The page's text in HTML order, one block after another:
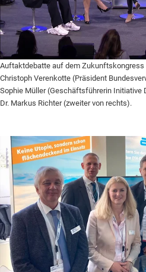
Auftaktdebatte auf dem Zukunftskongress
Christoph Verenkotte (Präsident
Sophie Müller (Geschäftsführerin Initiative
Dr. Markus Richter (zweiter von rechts).